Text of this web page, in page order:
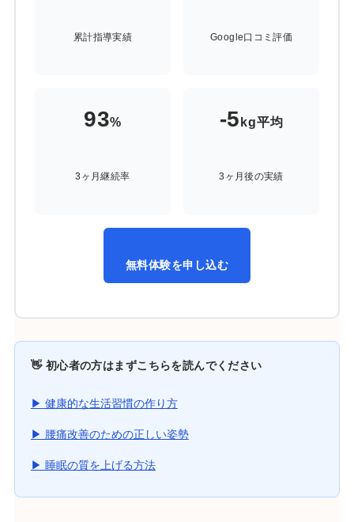
累計指導実績 Google口コミ評価
93%
3ヶ月継続率
-5 kg平均
3ヶ月後の実績
無料体験を申し込む
👋 初心者の方はまずこちらを読んでください
▶ 健康的な生活習慣の作り方
▶ 腰痛改善のための正しい姿勢
▶ 睡眠の質を上げる方法